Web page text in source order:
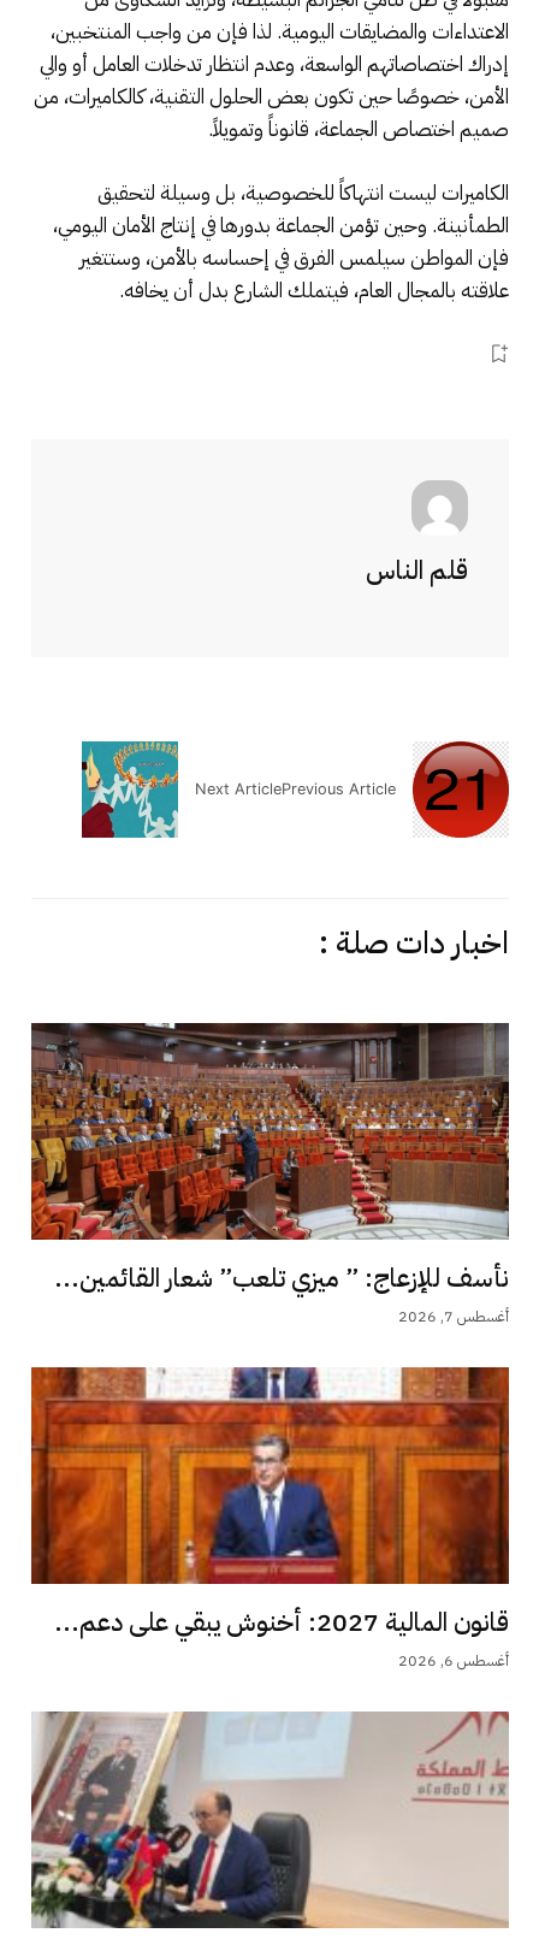
الاعتداءات والمضايقات اليومية. لذا فإن من واجب المنتخبين،
إدراك اختصاصاتهم الواسعة، وعدم انتظار تدخلات العامل أو والي
الأمن، خصوصًا حين تكون بعض الحلول التقنية، كالكاميرات، من
صميم اختصاص الجماعة، قانوناً وتمويلاً.
الكاميرات ليست انتهاكاً للخصوصية، بل وسيلة لتحقيق
الطمأنينة. وحين تؤمن الجماعة بدورها في إنتاج الأمان اليومي،
فإن المواطن سيلمس الفرق في إحساسه بالأمن، وستتغير
علاقته بالمجال العام، فيتملك الشارع بدل أن يخافه.
قلم الناس
Previous Article
Next Article
اخبار دات صلة :
نأسف للإزعاج: ” ميزي تلعب” شعار القائمين...
أغسطس 7, 2026
قانون المالية 2027: أخنوش يبقي على دعم...
أغسطس 6, 2026